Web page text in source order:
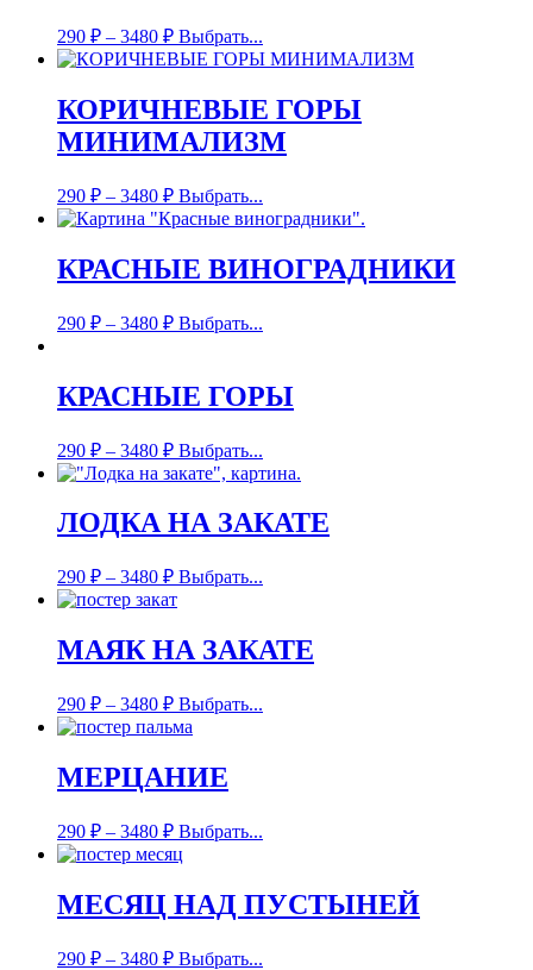
290 ₽ – 3480 ₽ Выбрать...
КОРИЧНЕВЫЕ ГОРЫ
МИНИМАЛИЗМ
290 ₽ – 3480 ₽ Выбрать...
КРАСНЫЕ ВИНОГРАДНИКИ
290 ₽ – 3480 ₽ Выбрать...
КРАСНЫЕ ГОРЫ
290 ₽ – 3480 ₽ Выбрать...
ЛОДКА НА ЗАКАТЕ
290 ₽ – 3480 ₽ Выбрать...
МАЯК НА ЗАКАТЕ
290 ₽ – 3480 ₽ Выбрать...
МЕРЦАНИЕ
290 ₽ – 3480 ₽ Выбрать...
МЕСЯЦ НАД ПУСТЫНЕЙ
290 ₽ – 3480 ₽ Выбрать...